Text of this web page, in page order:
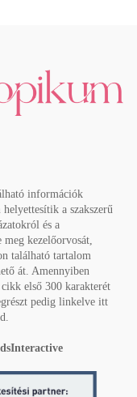
információk
a szakszerű
és a
kezelőorvosát,
található tartalom
át. Amennyiben
első 300 karakterét
pedig linkelve itt